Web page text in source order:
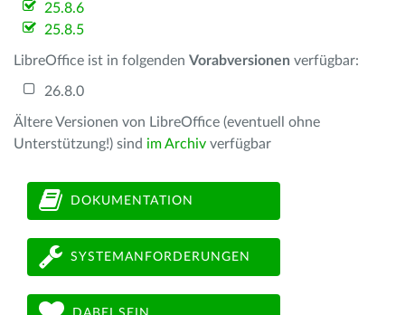
25.8.6
25.8.5
LibreOffice ist in folgenden Vorabversionen verfügbar:
26.8.0
Ältere Versionen von LibreOffice (eventuell ohne
Unterstützung!) sind im Archiv verfügbar
DOKUMENTATION
SYSTEMANFORDERUNGEN